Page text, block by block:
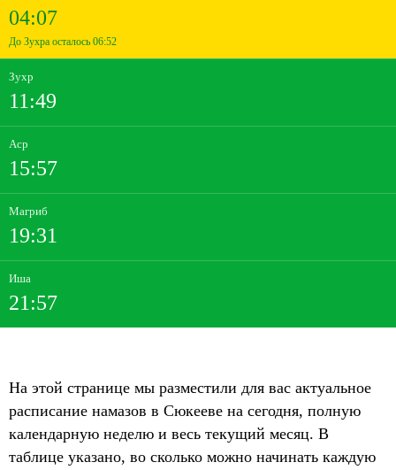
04:07
До Зухра осталось 06:52
Зухр
11:49
Аср
15:57
Магриб
19:31
Иша
21:57
На этой странице мы разместили для вас актуальное
расписание намазов в Сюкееве на сегодня, полную
календарную неделю и весь текущий месяц. В
таблице указано, во сколько можно начинать каждую